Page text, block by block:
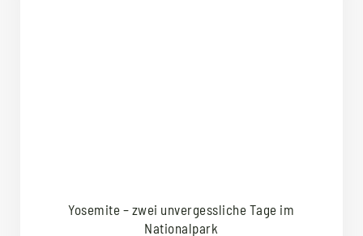
Yosemite – zwei unvergessliche Tage im
Nationalpark